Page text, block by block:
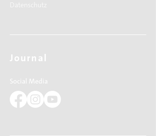
Datenschutz
Journal
Social Media